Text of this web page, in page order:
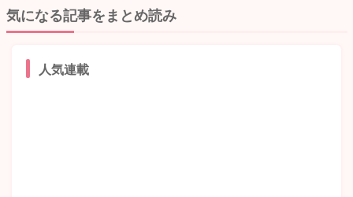
気になる記事をまとめ読み
人気連載